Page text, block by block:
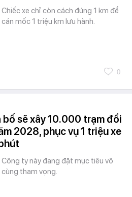
Chiếc xe chỉ còn cách đúng 1 km để
cán mốc 1 triệu km lưu hành.
0
sẽ xây 10.000 trạm đổi
2028, phục vụ 1 triệu xe
Công ty này đang đặt mục tiêu vô
cùng tham vọng.